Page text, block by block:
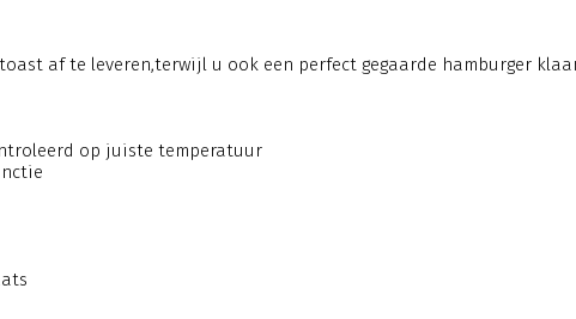
af te leveren,terwijl u ook een perfect gegaarde hamburger
op juiste temperatuur